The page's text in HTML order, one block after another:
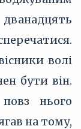
волі
бути він.
нього
на тому,